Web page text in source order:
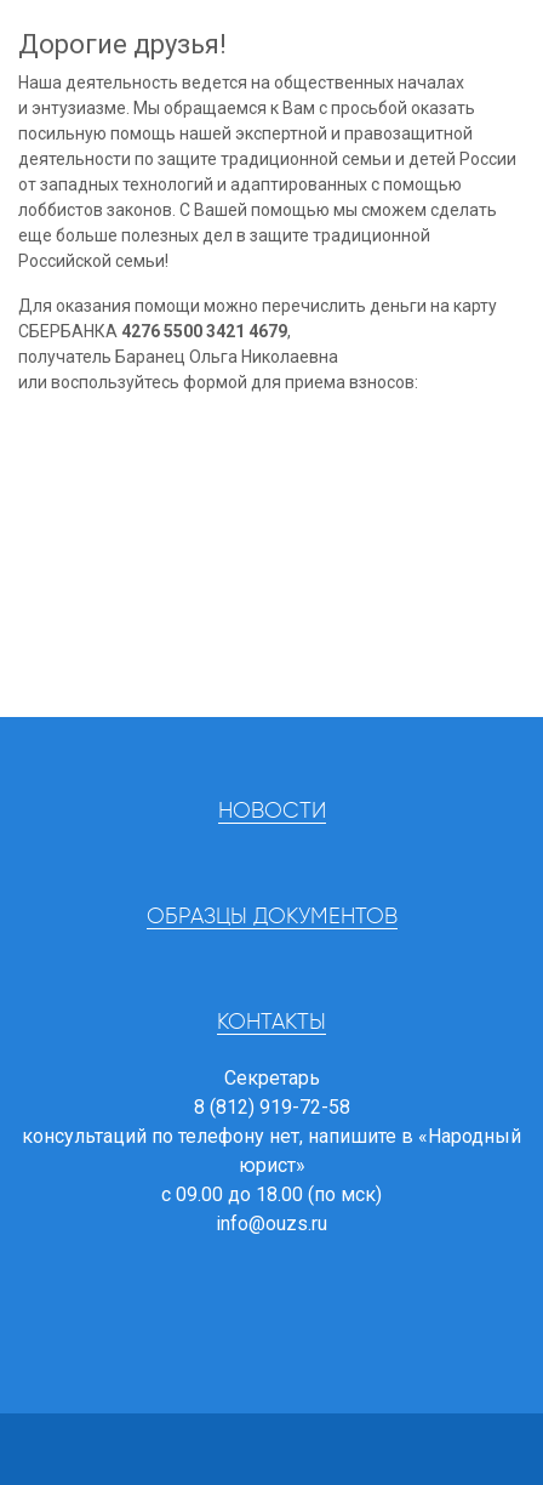
Дорогие друзья!
Наша деятельность ведется на общественных началах
и энтузиазме. Мы обращаемся к Вам с просьбой оказать
посильную помощь нашей экспертной и правозащитной
деятельности по защите традиционной семьи и детей России
от западных технологий и адаптированных с помощью
лоббистов законов. С Вашей помощью мы сможем сделать
еще больше полезных дел в защите традиционной
Российской семьи!
Для оказания помощи можно перечислить деньги на карту
СБЕРБАНКА 4276 5500 3421 4679,
получатель Баранец Ольга Николаевна
или воспользуйтесь формой для приема взносов:
НОВОСТИ
ОБРАЗЦЫ ДОКУМЕНТОВ
КОНТАКТЫ
Секретарь
8 (812) 919-72-58
консультаций по телефону нет, напишите в «Народный
юрист»
с 09.00 до 18.00 (по мск)
info@ouzs.ru